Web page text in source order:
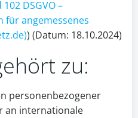
DSGVO –
für angemessenes
) (Datum: 18.10.2024)
zu:
personenbezogener
an internationale